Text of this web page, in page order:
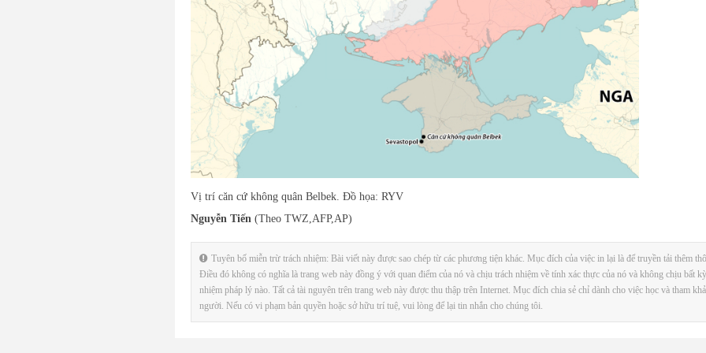
Vị trí căn cứ không quân Belbek. Đồ họa: RYV
Nguyễn Tiến (Theo TWZ,AFP,AP)
Tuyên bố miễn trừ trách nhiệm: Bài viết này được sao chép từ các phương tiện khác. Mục đích của việc in lại là để truyền tải thêm
Điều đó không có nghĩa là trang web này đồng ý với quan điểm của nó và chịu trách nhiệm về tính xác thực của nó và không chịu bất
nhiệm pháp lý nào. Tất cả tài nguyên trên trang web này được thu thập trên Internet. Mục đích chia sẻ chỉ dành cho việc học và tham
người. Nếu có vi phạm bản quyền hoặc sở hữu trí tuệ, vui lòng để lại tin nhắn cho chúng tôi.